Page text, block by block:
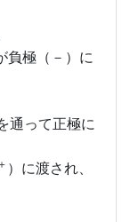
極（－）に
通って正極に
）に渡され、